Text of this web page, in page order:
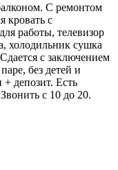
С ремонтом
кровать с
работы, телевизор
холодильник сушка
с заключением
без детей и
депозит. Есть
с 10 до 20.